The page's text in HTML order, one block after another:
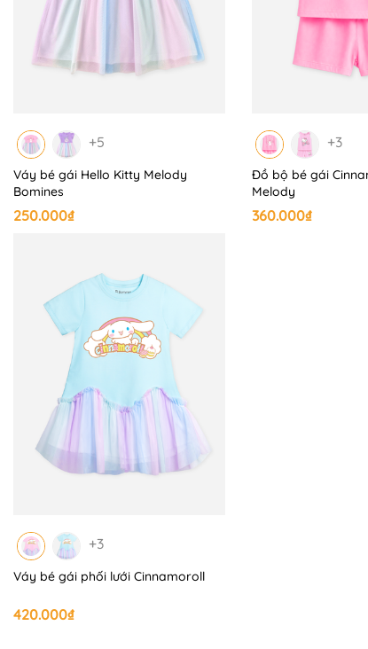
+ Size 3 - 12 - 13kg
+ Size 4 - 14 - 15kg
+ Size 5 - 16 - 17kg
+ Size 6 - 18 - 19kg
+ Size 7/8 - 22 - 24kg
+ Size 9/10 - 28 - 30kg
📍 BOMINES CAM KẾT BẢO HÀNH:
+5
Váy bé gái Hello Kitty Melody
Bomines
250.000₫
+3
Đồ bộ bé gái
Melody
360.000₫
+3
Váy bé gái phối lưới Cinnamoroll
420.000₫